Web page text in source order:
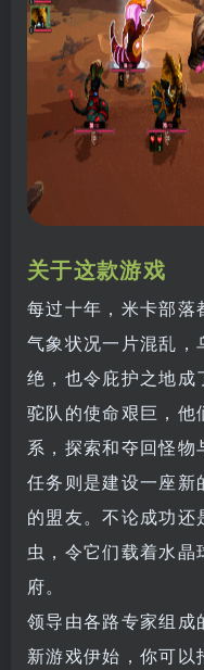
关于这款游戏
每过十年，米卡部落
气象状况一片混乱，
绝，也令庇护之地成
驼队的使命艰巨，他
系，探索和夺回怪
任务则是建设一座新
的盟友。不论成功还
虫，令它们载着水
府。
领导由各路专家组成
新游戏伊始，你可